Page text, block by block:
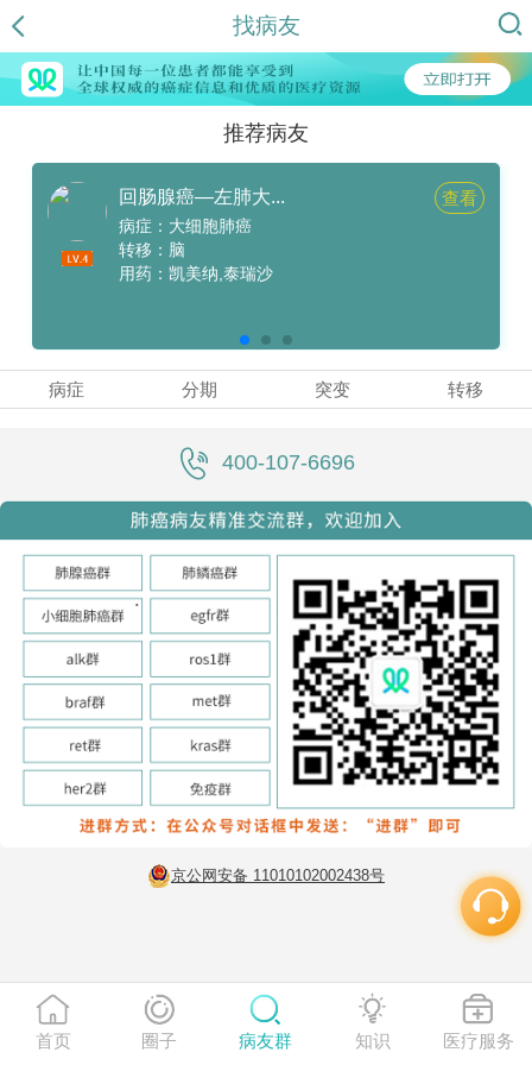
找病友
推荐病友
回肠腺癌—左肺大... 查看
病症：大细胞肺癌
转移：脑
用药：凯美纳,泰瑞沙
病症 分期 突变 转移
400-107-6696
京公网安备 11010102002438号
首页 圈子 病友群 知识 医疗服务